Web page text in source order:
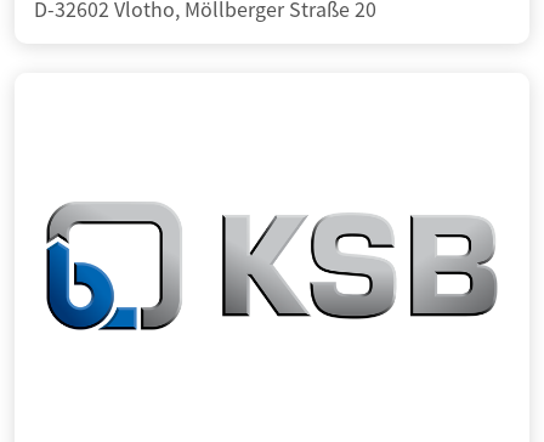
D-32602 Vlotho, Möllberger Straße 20